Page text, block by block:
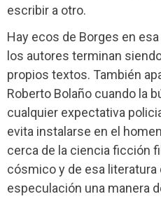
escribir a otro.
Hay ecos de Borges en
los autores terminan
propios textos. También
Roberto Bolaño cuando la
cualquier expectativa
evita instalarse en el
cerca de la ciencia ficción
cósmico y de esa literatura
especulación una manera